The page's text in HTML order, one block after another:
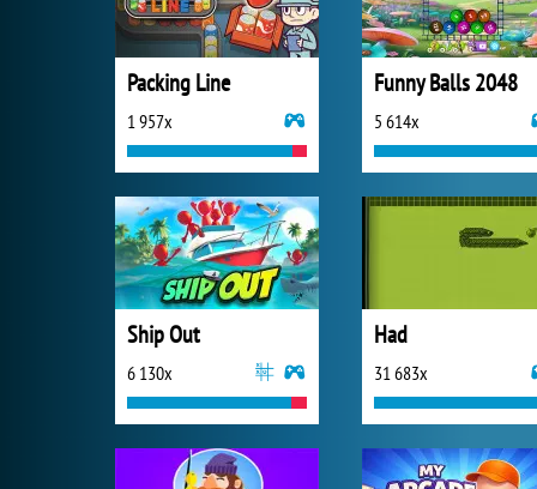
Packing Line
1 957x
Funny Balls 2048
5 614x
Ship Out
6 130x
Had
31 683x